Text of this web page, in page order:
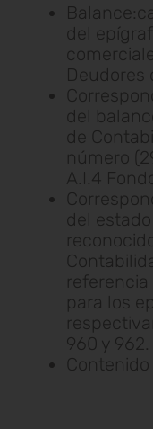
del
Deudores
del
de
número
A.I.4
del
para los
960 y 962.